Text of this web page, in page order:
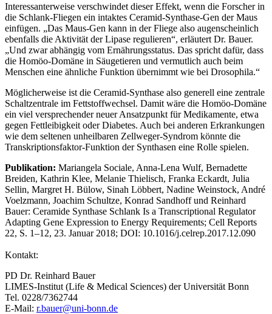
Interessanterweise verschwindet dieser Effekt, wenn die Forscher in
die Schlank-Fliegen ein intaktes Ceramid-Synthase-Gen der Maus
einfügen. „Das Maus-Gen kann in der Fliege also augenscheinlich
ebenfalls die Aktivität der Lipase regulieren“, erläutert Dr. Bauer.
„Und zwar abhängig vom Ernährungsstatus. Das spricht dafür, dass
die Homöo-Domäne in Säugetieren und vermutlich auch beim
Menschen eine ähnliche Funktion übernimmt wie bei Drosophila.“
Möglicherweise ist die Ceramid-Synthase also generell eine zentrale
Schaltzentrale im Fettstoffwechsel. Damit wäre die Homöo-Domäne
ein viel versprechender neuer Ansatzpunkt für Medikamente, etwa
gegen Fettleibigkeit oder Diabetes. Auch bei anderen Erkrankungen
wie dem seltenen unheilbaren Zellweger-Syndrom könnte die
Transkriptionsfaktor-Funktion der Synthasen eine Rolle spielen.
Publikation: Mariangela Sociale, Anna-Lena Wulf, Bernadette
Breiden, Kathrin Klee, Melanie Thielisch, Franka Eckardt, Julia
Sellin, Margret H. Bülow, Sinah Löbbert, Nadine Weinstock, André
Voelzmann, Joachim Schultze, Konrad Sandhoff und Reinhard
Bauer: Ceramide Synthase Schlank Is a Transcriptional Regulator
Adapting Gene Expression to Energy Requirements; Cell Reports
22, S. 1–12, 23. Januar 2018; DOI: 10.1016/j.celrep.2017.12.090
Kontakt:
PD Dr. Reinhard Bauer
LIMES-Institut (Life & Medical Sciences) der Universität Bonn
Tel. 0228/7362744
E-Mail: r.bauer@uni-bonn.de